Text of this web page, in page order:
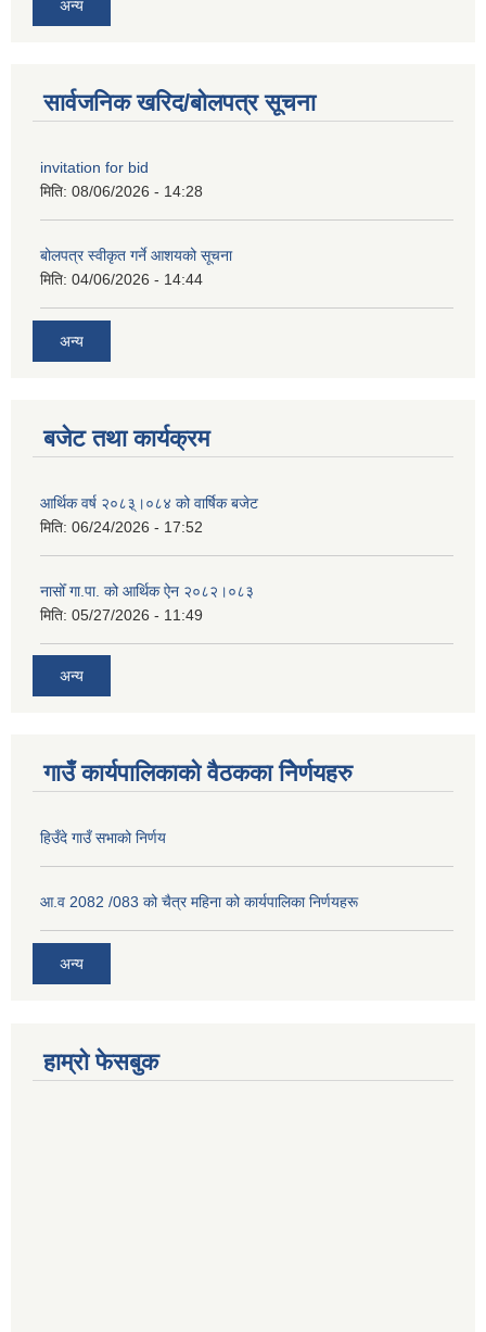
अन्य
सार्वजनिक खरिद/बोलपत्र सूचना
invitation for bid
मिति: 08/06/2026 - 14:28
बोलपत्र स्वीकृत गर्ने आशयको सूचना
मिति: 04/06/2026 - 14:44
अन्य
बजेट तथा कार्यक्रम
आर्थिक वर्ष २०८३्।०८४ को वार्षिक बजेट
मिति: 06/24/2026 - 17:52
नासोँ गा.पा. को आर्थिक ऐन २०८२।०८३
मिति: 05/27/2026 - 11:49
अन्य
गाउँ कार्यपालिकाको वैठकका निेर्णयहरु
हिउँदे गाउँ सभाको निर्णय
आ.व 2082 /083 को चैत्र महिना को कार्यपालिका निर्णयहरू
अन्य
हाम्रो फेसबुक